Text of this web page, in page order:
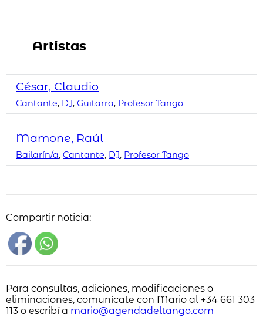
Artistas
César, Claudio
Cantante, DJ, Guitarra, Profesor Tango
Mamone, Raúl
Bailarín/a, Cantante, DJ, Profesor Tango
Compartir noticia:
Para consultas, adiciones, modificaciones o
eliminaciones, comunícate con Mario al +34 661 303
113 o escribí a mario@agendadeltango.com